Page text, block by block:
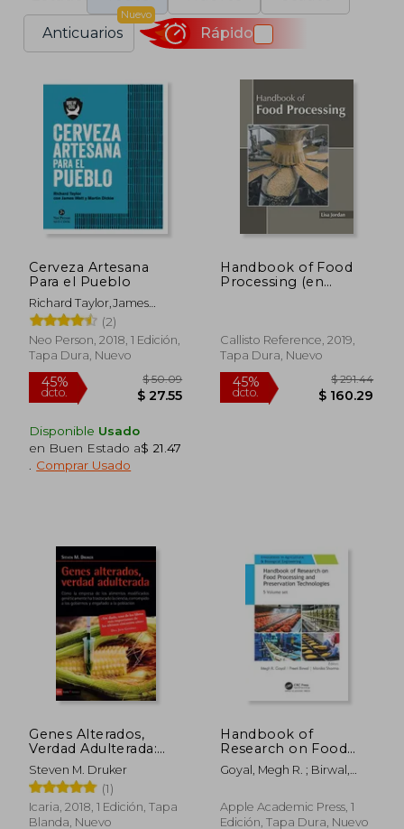
Anticuarios
Nuevo
Rápido
Cerveza Artesana
Para el Pueblo
Richard Taylor,James
Watt,Martin Dickie
(2)
Neo Person, 2018, 1 Edición,
Tapa Dura, Nuevo
Disponible Usado
en Buen Estado a$ 21.47
Comprar Usado
Handbook of Food
Processing (en
Callisto Reference, 2019,
Tapa Dura, Nuevo
Genes Alterados,
Verdad Adulterada:
Como la Empresa de
los Alimentos
Modificados
Geneticamente ha
Trastocado la Ciencia,
Steven M. Druker
(1)
Icaria, 2018, 1 Edición, Tapa
Blanda, Nuevo
Handbook of
Research on Food
Processing and
Preservation
Volume Set (en
Inglés)
Goyal, Megh R. ; Birwal,
Apple Academic Press, 1
Edición, Tapa Dura, Nuevo